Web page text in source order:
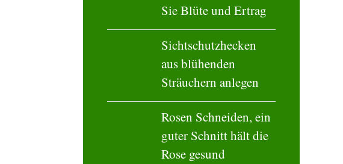
Sie Blüte und Ertrag
Sichtschutzhecken
aus blühenden
Sträuchern anlegen
Rosen Schneiden, ein
guter Schnitt hält die
Rose gesund